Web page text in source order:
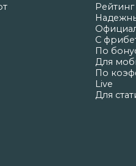
С
По
Для
По
Live
Для